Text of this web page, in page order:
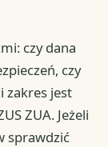
czy dana
czy
zakres jest
ZUA. Jeżeli
sprawdzić